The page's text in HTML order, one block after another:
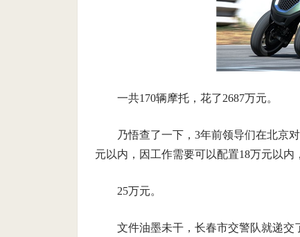
一共170辆摩托，花了2687万元。
乃悟查了一下，3年前领导们在北京
元以内，因工作需要可以配置18万元以内
25万元。
文件油墨未干，长春市交警队就递交